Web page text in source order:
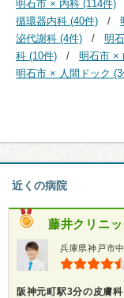
明石市 × 内科 (114件)
循環器内科 (40件)
泌代謝科 (4件)
明
科 (10件)
明石市 ×
明石市 × 人間ドック
近くの病院
藤井クリニ
兵庫県神戸市
阪神元町駅3分の皮膚